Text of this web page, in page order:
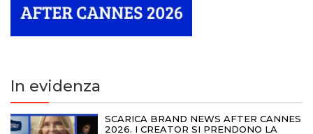
In evidenza
SCARICA BRAND NEWS AFTER CANNES
2026. I CREATOR SI PRENDONO LA